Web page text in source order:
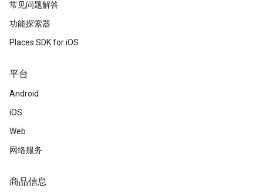
常见问题解答
功能探索器
Places SDK for iOS
平台
Android
iOS
Web
网络服务
商品信息